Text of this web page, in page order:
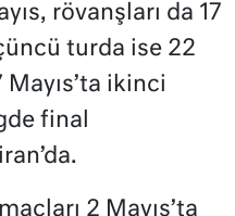
rövanşları da 17
turda ise 22
Mayıs’ta ikinci
final
2 Mayıs’ta